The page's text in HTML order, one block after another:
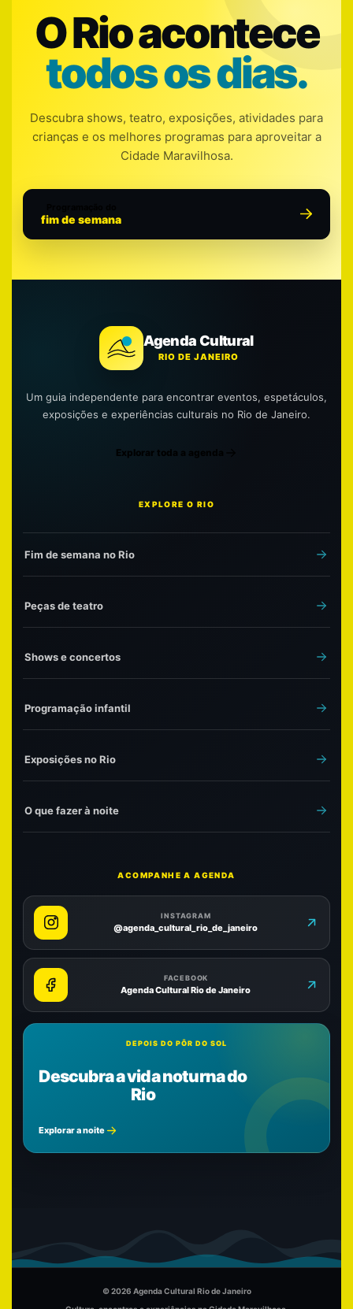
O Rio acontece
todos os dias.
Descubra shows, teatro, exposições, atividades para
crianças e os melhores programas para aproveitar a
Cidade Maravilhosa.
fim de semana
Agenda Cultural
RIO DE JANEIRO
Um guia independente para encontrar eventos, espetáculos,
exposições e experiências culturais no Rio de Janeiro.
Explorar toda a agenda
EXPLORE O RIO
Fim de semana no Rio
Peças de teatro
Shows e concertos
Programação infantil
Exposições no Rio
O que fazer à noite
ACOMPANHE A AGENDA
INSTAGRAM
@agenda_cultural_rio_de_janeiro
FACEBOOK
Agenda Cultural Rio de Janeiro
DEPOIS DO PÔR DO SOL
Descubra a vida noturna do
Rio
Explorar a noite
© 2026 Agenda Cultural Rio de Janeiro